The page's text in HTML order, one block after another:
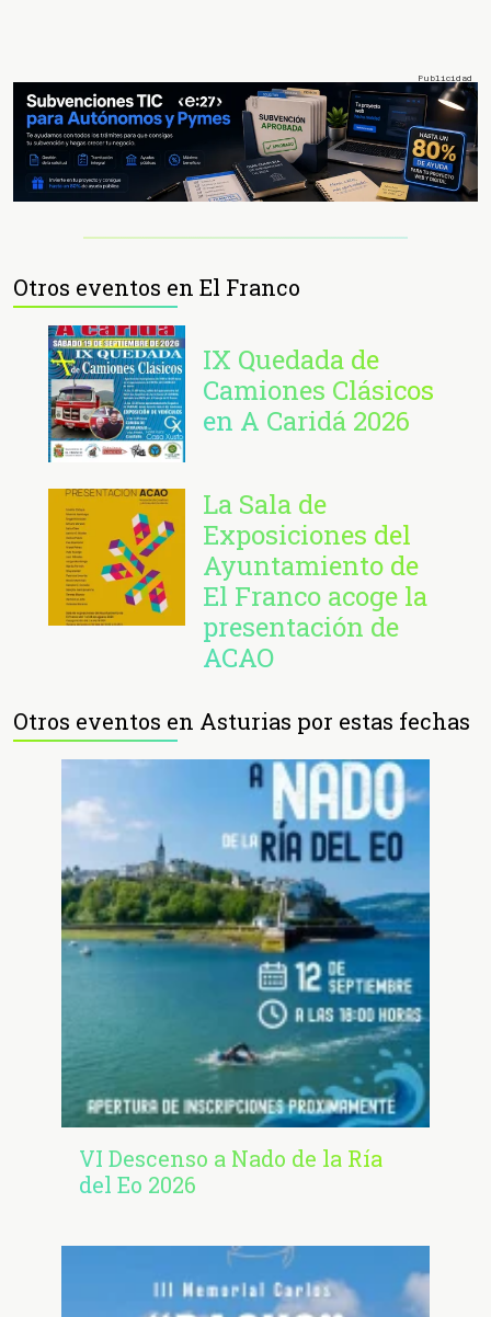
Otros eventos en El Franco
IX Quedada de
Camiones Clásicos
en A Caridá 2026
La Sala de
Exposiciones del
Ayuntamiento de
El Franco acoge la
presentación de
ACAO
Otros eventos en Asturias por estas fechas
VI Descenso a Nado de la Ría
del Eo 2026